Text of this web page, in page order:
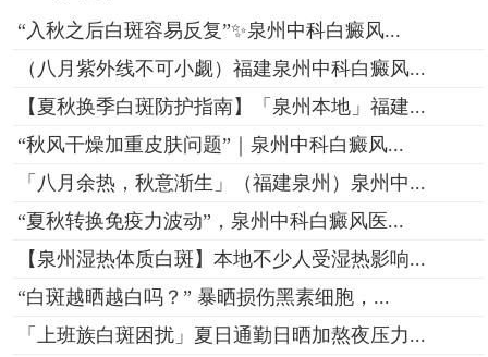
“入秋之后白斑容易反复”✨泉州中科白癜风...
（八月紫外线不可小觑）福建泉州中科白癜风...
【夏秋换季白斑防护指南】「泉州本地」福建...
“秋风干燥加重皮肤问题”｜泉州中科白癜风...
「八月余热，秋意渐生」（福建泉州）泉州中...
“夏秋转换免疫力波动”，泉州中科白癜风医...
【泉州湿热体质白斑】本地不少人受湿热影响...
“白斑越晒越白吗？” 暴晒损伤黑素细胞，...
「上班族白斑困扰」夏日通勤日晒加熬夜压力...